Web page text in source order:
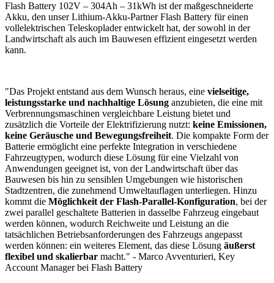
Flash Battery 102V – 304Ah – 31kWh ist der maßgeschneiderte
Akku, den unser Lithium-Akku-Partner Flash Battery für einen
vollelektrischen Teleskoplader entwickelt hat, der sowohl in der
Landwirtschaft als auch im Bauwesen effizient eingesetzt werden
kann.
"Das Projekt entstand aus dem Wunsch heraus, eine vielseitige,
leistungsstarke und nachhaltige Lösung anzubieten, die eine mit
Verbrennungsmaschinen vergleichbare Leistung bietet und
zusätzlich die Vorteile der Elektrifizierung nutzt: keine Emissionen,
keine Geräusche und Bewegungsfreiheit. Die kompakte Form der
Batterie ermöglicht eine perfekte Integration in verschiedene
Fahrzeugtypen, wodurch diese Lösung für eine Vielzahl von
Anwendungen geeignet ist, von der Landwirtschaft über das
Bauwesen bis hin zu sensiblen Umgebungen wie historischen
Stadtzentren, die zunehmend Umweltauflagen unterliegen. Hinzu
kommt die Möglichkeit der Flash-Parallel-Konfiguration, bei der
zwei parallel geschaltete Batterien in dasselbe Fahrzeug eingebaut
werden können, wodurch Reichweite und Leistung an die
tatsächlichen Betriebsanforderungen des Fahrzeugs angepasst
werden können: ein weiteres Element, das diese Lösung äußerst
flexibel und skalierbar macht." - Marco Avventurieri, Key
Account Manager bei Flash Battery